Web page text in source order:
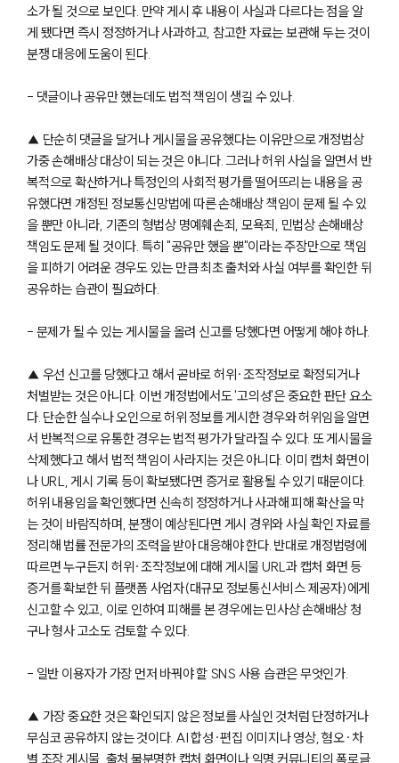
그룹소개
그룹소개
대륜의 강점
글로벌 파트너 로펌
고객의 소리
AI대륜
소가 될 것으로 보인다. 만약 게시 후 내용이 사실과 다르다는 점을 알
게 됐다면 즉시 정정하거나 사과하고, 참고한 자료는 보관해 두는 것이
분쟁 대응에 도움이 된다.
- 댓글이나 공유만 했는데도 법적 책임이 생길 수 있나.
▲ 단순히 댓글을 달거나 게시물을 공유했다는 이유만으로 개정법상
가중 손해배상 대상이 되는 것은 아니다. 그러나 허위 사실을 알면서 반
복적으로 확산하거나 특정인의 사회적 평가를 떨어뜨리는 내용을 공
유했다면 개정된 정보통신망법에 따른 손해배상 책임이 문제 될 수 있
을 뿐만 아니라, 기존의 형법상 명예훼손죄, 모욕죄, 민법상 손해배상
책임도 문제 될 것이다. 특히 "공유만 했을 뿐"이라는 주장만으로 책임
을 피하기 어려운 경우도 있는 만큼 최초 출처와 사실 여부를 확인한 뒤
공유하는 습관이 필요하다.
- 문제가 될 수 있는 게시물을 올려 신고를 당했다면 어떻게 해야 하나.
▲ 우선 신고를 당했다고 해서 곧바로 허위·조작정보로 확정되거나
처벌받는 것은 아니다. 이번 개정법에서도 '고의성'은 중요한 판단 요소
다. 단순한 실수나 오인으로 허위 정보를 게시한 경우와 허위임을 알면
서 반복적으로 유통한 경우는 법적 평가가 달라질 수 있다. 또 게시물을
삭제했다고 해서 법적 책임이 사라지는 것은 아니다. 이미 캡처 화면이
나 URL, 게시 기록 등이 확보됐다면 증거로 활용될 수 있기 때문이다.
허위 내용임을 확인했다면 신속히 정정하거나 사과해 피해 확산을 막
는 것이 바람직하며, 분쟁이 예상된다면 게시 경위와 사실 확인 자료를
정리해 법률 전문가의 조력을 받아 대응해야 한다. 반대로 개정법령에
따르면 누구든지 허위·조작정보에 대해 게시물 URL과 캡처 화면 등
증거를 확보한 뒤 플랫폼 사업자(대규모 정보통신서비스 제공자)에게
신고할 수 있고, 이로 인하여 피해를 본 경우에는 민사상 손해배상 청
구나 형사 고소도 검토할 수 있다.
- 일반 이용자가 가장 먼저 바꿔야 할 SNS 사용 습관은 무엇인가.
▲ 가장 중요한 것은 확인되지 않은 정보를 사실인 것처럼 단정하거나
무심코 공유하지 않는 것이다. AI 합성·편집 이미지나 영상, 혐오·차
별 조장 게시물, 출처 불분명한 캡처 화면이나 익명 커뮤니티의 폭로글